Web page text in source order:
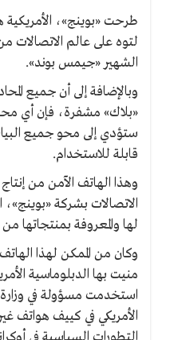
طرحت «بوينج»، الأمريكية
لتوه على عالم الاتصالات
الشهير «جيمس بوند».
وبالإضافة إلى أن جميع
«بلاك» مشفرة، فإن أي
ستؤدي إلى محو جميع
قابلة للاستخدام.
وهذا الهاتف الآمن من
الاتصالات بشركة
لها والمعروفة بمنتجاتها
وكان من الممكن لهذا
منيت بها الدبلوماسية
استخدمت مسؤولة في وزارة
الأمريكي في كييف هواتف